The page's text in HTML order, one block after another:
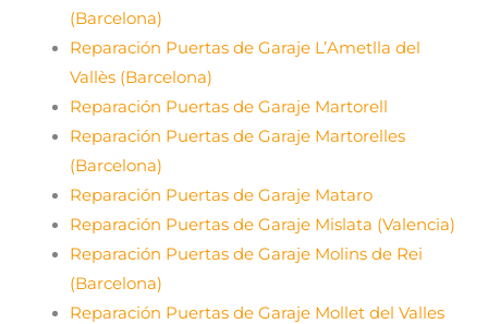
(Barcelona)
Reparación Puertas de Garaje L’Ametlla del
Vallès (Barcelona)
Reparación Puertas de Garaje Martorell
Reparación Puertas de Garaje Martorelles
(Barcelona)
Reparación Puertas de Garaje Mataro
Reparación Puertas de Garaje Mislata (Valencia)
Reparación Puertas de Garaje Molins de Rei
(Barcelona)
Reparación Puertas de Garaje Mollet del Valles